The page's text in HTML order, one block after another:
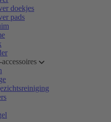
doekjes
pads